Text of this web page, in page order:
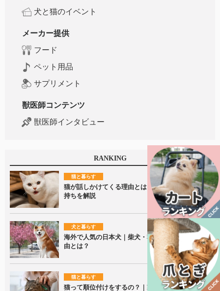
犬と猫のイベント
メーカー提供
フード
ペット用品
サプリメント
獣医師コンテンツ
獣医師インタビュー
RANKING
猫と暮らす
猫が話しかけてくる理由とは？鳴き声に隠れた気
持ちを解説
犬と暮らす
海外で人気の日本犬｜柴犬・秋田犬が愛される理
由とは？
猫と暮らす
猫って順位付けをするの？｜家族内での接し方の